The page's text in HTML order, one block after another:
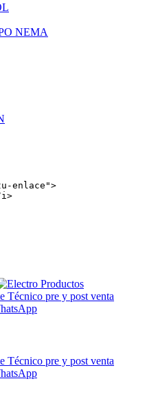
NEMA
enlace">
i >
Técnico pre y post venta
Técnico pre y post venta